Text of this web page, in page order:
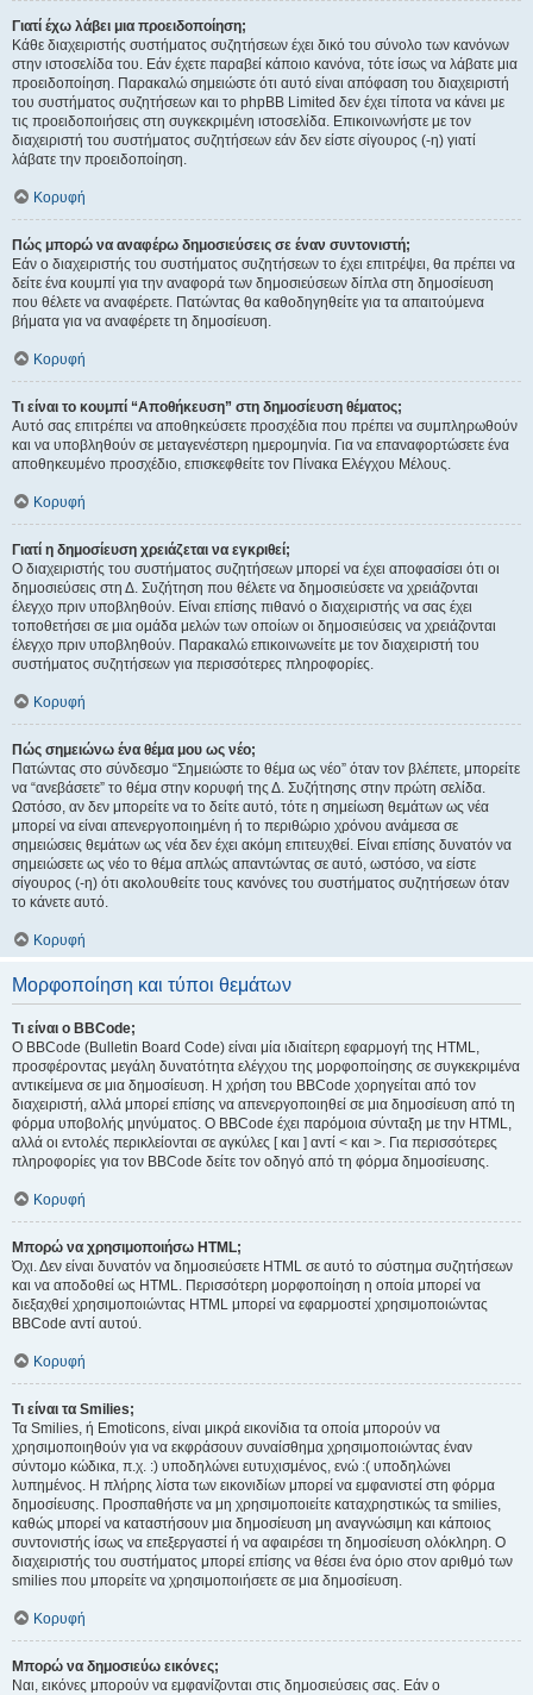
Γιατί έχω λάβει μια προειδοποίηση;
Κάθε διαχειριστής συστήματος συζητήσεων έχει δικό του σύνολο των κανόνων
στην ιστοσελίδα του. Εάν έχετε παραβεί κάποιο κανόνα, τότε ίσως να λάβατε μια
προειδοποίηση. Παρακαλώ σημειώστε ότι αυτό είναι απόφαση του διαχειριστή
του συστήματος συζητήσεων και το phpBB Limited δεν έχει τίποτα να κάνει με
τις προειδοποιήσεις στη συγκεκριμένη ιστοσελίδα. Επικοινωνήστε με τον
διαχειριστή του συστήματος συζητήσεων εάν δεν είστε σίγουρος (-η) γιατί
λάβατε την προειδοποίηση.
Κορυφή
Πώς μπορώ να αναφέρω δημοσιεύσεις σε έναν συντονιστή;
Εάν ο διαχειριστής του συστήματος συζητήσεων το έχει επιτρέψει, θα πρέπει να
δείτε ένα κουμπί για την αναφορά των δημοσιεύσεων δίπλα στη δημοσίευση
που θέλετε να αναφέρετε. Πατώντας θα καθοδηγηθείτε για τα απαιτούμενα
βήματα για να αναφέρετε τη δημοσίευση.
Κορυφή
Τι είναι το κουμπί “Αποθήκευση” στη δημοσίευση θέματος;
Αυτό σας επιτρέπει να αποθηκεύσετε προσχέδια που πρέπει να συμπληρωθούν
και να υποβληθούν σε μεταγενέστερη ημερομηνία. Για να επαναφορτώσετε ένα
αποθηκευμένο προσχέδιο, επισκεφθείτε τον Πίνακα Ελέγχου Μέλους.
Κορυφή
Γιατί η δημοσίευση χρειάζεται να εγκριθεί;
Ο διαχειριστής του συστήματος συζητήσεων μπορεί να έχει αποφασίσει ότι οι
δημοσιεύσεις στη Δ. Συζήτηση που θέλετε να δημοσιεύσετε να χρειάζονται
έλεγχο πριν υποβληθούν. Είναι επίσης πιθανό ο διαχειριστής να σας έχει
τοποθετήσει σε μια ομάδα μελών των οποίων οι δημοσιεύσεις να χρειάζονται
έλεγχο πριν υποβληθούν. Παρακαλώ επικοινωνείτε με τον διαχειριστή του
συστήματος συζητήσεων για περισσότερες πληροφορίες.
Κορυφή
Πώς σημειώνω ένα θέμα μου ως νέο;
Πατώντας στο σύνδεσμο “Σημειώστε το θέμα ως νέο” όταν τον βλέπετε, μπορείτε
να “ανεβάσετε” το θέμα στην κορυφή της Δ. Συζήτησης στην πρώτη σελίδα.
Ωστόσο, αν δεν μπορείτε να το δείτε αυτό, τότε η σημείωση θεμάτων ως νέα
μπορεί να είναι απενεργοποιημένη ή το περιθώριο χρόνου ανάμεσα σε
σημειώσεις θεμάτων ως νέα δεν έχει ακόμη επιτευχθεί. Είναι επίσης δυνατόν να
σημειώσετε ως νέο το θέμα απλώς απαντώντας σε αυτό, ωστόσο, να είστε
σίγουρος (-η) ότι ακολουθείτε τους κανόνες του συστήματος συζητήσεων όταν
το κάνετε αυτό.
Κορυφή
Μορφοποίηση και τύποι θεμάτων
Τι είναι ο BBCode;
Ο BBCode (Bulletin Board Code) είναι μία ιδιαίτερη εφαρμογή της HTML,
προσφέροντας μεγάλη δυνατότητα ελέγχου της μορφοποίησης σε συγκεκριμένα
αντικείμενα σε μια δημοσίευση. Η χρήση του BBCode χορηγείται από τον
διαχειριστή, αλλά μπορεί επίσης να απενεργοποιηθεί σε μια δημοσίευση από τη
φόρμα υποβολής μηνύματος. Ο BBCode έχει παρόμοια σύνταξη με την HTML,
αλλά οι εντολές περικλείονται σε αγκύλες [ και ] αντί < και >. Για περισσότερες
πληροφορίες για τον BBCode δείτε τον οδηγό από τη φόρμα δημοσίευσης.
Κορυφή
Μπορώ να χρησιμοποιήσω HTML;
Όχι. Δεν είναι δυνατόν να δημοσιεύσετε HTML σε αυτό το σύστημα συζητήσεων
και να αποδοθεί ως HTML. Περισσότερη μορφοποίηση η οποία μπορεί να
διεξαχθεί χρησιμοποιώντας HTML μπορεί να εφαρμοστεί χρησιμοποιώντας
BBCode αντί αυτού.
Κορυφή
Τι είναι τα Smilies;
Τα Smilies, ή Emoticons, είναι μικρά εικονίδια τα οποία μπορούν να
χρησιμοποιηθούν για να εκφράσουν συναίσθημα χρησιμοποιώντας έναν
σύντομο κώδικα, π.χ. :) υποδηλώνει ευτυχισμένος, ενώ :( υποδηλώνει
λυπημένος. Η πλήρης λίστα των εικονιδίων μπορεί να εμφανιστεί στη φόρμα
δημοσίευσης. Προσπαθήστε να μη χρησιμοποιείτε καταχρηστικώς τα smilies,
καθώς μπορεί να καταστήσουν μια δημοσίευση μη αναγνώσιμη και κάποιος
συντονιστής ίσως να επεξεργαστεί ή να αφαιρέσει τη δημοσίευση ολόκληρη. Ο
διαχειριστής του συστήματος μπορεί επίσης να θέσει ένα όριο στον αριθμό των
smilies που μπορείτε να χρησιμοποιήσετε σε μια δημοσίευση.
Κορυφή
Μπορώ να δημοσιεύω εικόνες;
Ναι, εικόνες μπορούν να εμφανίζονται στις δημοσιεύσεις σας. Εάν ο